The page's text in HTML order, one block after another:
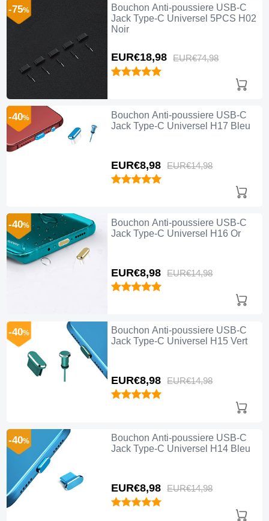
Bouchon Anti-poussiere USB-C
Jack Type-C Universel 5PCS H02
Noir
EUR€18,98 EUR€74,98
-75%
Bouchon Anti-poussiere USB-C
Jack Type-C Universel H17 Bleu
EUR€8,98 EUR€14,98
-40%
Bouchon Anti-poussiere USB-C
Jack Type-C Universel H16 Or
EUR€8,98 EUR€14,98
-40%
Bouchon Anti-poussiere USB-C
Jack Type-C Universel H15 Vert
EUR€8,98 EUR€14,98
-40%
Bouchon Anti-poussiere USB-C
Jack Type-C Universel H14 Bleu
EUR€8,98 EUR€14,98
-40%